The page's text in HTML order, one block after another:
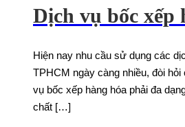
Dịch vụ bốc xếp
Hiện nay nhu cầu sử dụng các
TPHCM ngày càng nhiều, đòi
vụ bốc xếp hàng hóa phải đa
chất […]